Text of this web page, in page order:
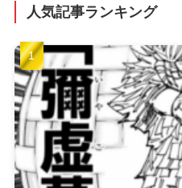
人気記事ランキング